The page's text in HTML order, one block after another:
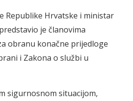
Republike Hrvatske i ministar
je članovima
obranu konačne prijedloge
i Zakona o službi u
sigurnosnom situacijom,